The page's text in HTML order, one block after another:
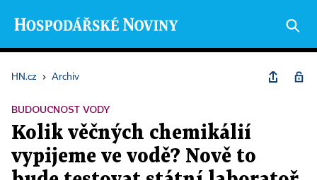
HN.cz › Archiv
BUDOUCNOST VODY
Kolik věčných chemikálií
vypijeme ve vodě? Nově to